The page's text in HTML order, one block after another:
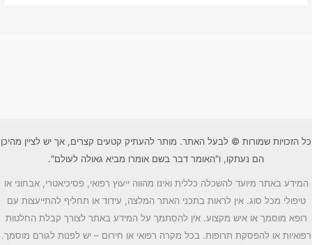
כל הזכויות שמורות © לבעל האתר. מותר להעתיק קטעים קצרים, אך יש לציין מהיכן
הם נעתקו, ו"האומר דבר בשם אומרו מביא גאולה לעולם".
המידע באתר מיועד להשכלה כללית ואינו מהווה ייעוץ רפואי, פסיכיאטרי, אבחוני או
טיפולי מכל סוג. אין לראות בתכני האתר המלצה, עידוד או תחליף להתייעצות עם
רופא מוסמך או איש מקצוע. אין להסתמך על המידע באתר לצורך קבלת החלטות
רפואיות או להפסקת תרופות. בכל מקרה רפואי או חירום – יש לפנות לגורם מוסמך.